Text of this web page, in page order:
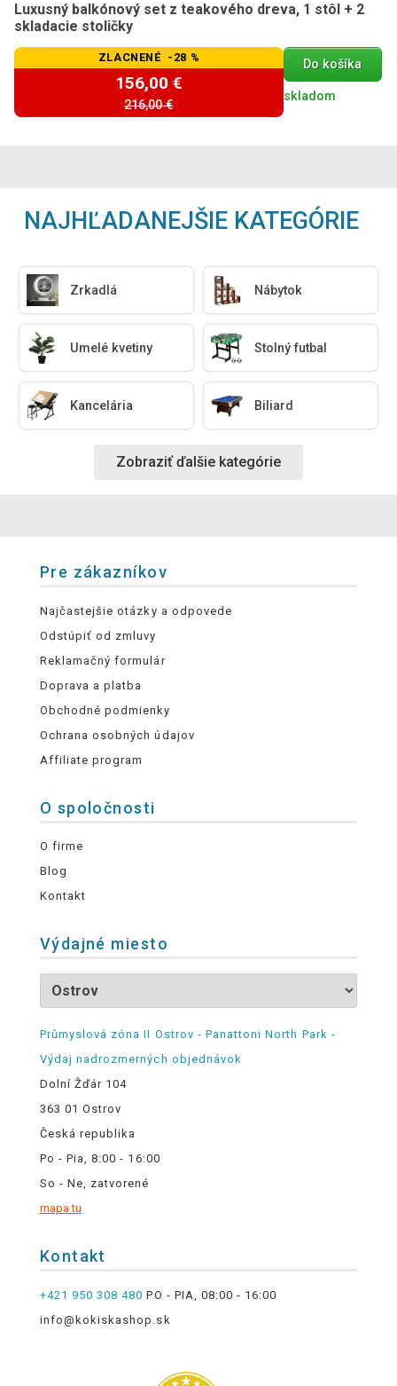
Luxusný balkónový set z teakového dreva, 1 stôl + 2
skladacie stoličky
ZLACNENÉ -28 %
156,00 €
216,00 €
Do košíka
skladom
NAJHĽADANEJŠIE KATEGÓRIE
Zrkadlá Nábytok
Umelé kvetiny Stolný futbal
Kancelária Biliard
Zobraziť ďalšie kategórie
Pre zákazníkov
Najčastejšie otázky a odpovede
Odstúpiť od zmluvy
Reklamačný formulár
Doprava a platba
Obchodné podmienky
Ochrana osobných údajov
Affiliate program
O spoločnosti
O firme
Blog
Kontakt
Výdajné miesto
Průmyslová zóna II Ostrov - Panattoni North Park -
Výdaj nadrozmerných objednávok
Dolní Žďár 104
363 01 Ostrov
Česká republika
Po - Pia, 8:00 - 16:00
So - Ne, zatvorené
mapa tu
Kontakt
+421 950 308 480 PO - PIA, 08:00 - 16:00
info@kokiskashop.sk